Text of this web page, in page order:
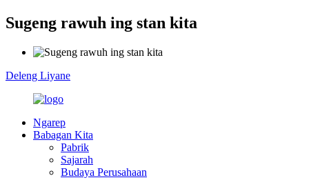
Sugeng rawuh ing stan kita
Deleng Liyane
Ngarep
Babagan Kita
Pabrik
Sajarah
Budaya Perusahaan